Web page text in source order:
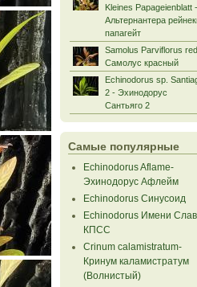
Kleines Papageienblatt -
Альтернантера
папагейт
Samolus Parviflorus
Самолус красный
Echinodorus sp.
2 - Эхинодорус
Сантьяго 2
Самые популярные
Echinodorus Aflame-
Эхинодорус Афлейм
Echinodorus Синусоид
Echinodorus Имени
КПСС
Crinum calamistratum-
Кринум каламистратум
(Волнистый)